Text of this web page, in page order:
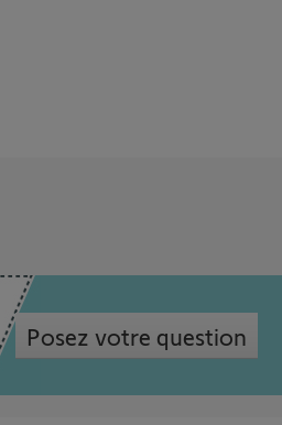
Posez votre question